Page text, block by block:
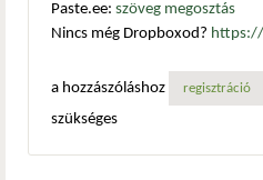
Paste.ee: szöveg megosztás
Nincs még Dropboxod?
a hozzászóláshoz
regisztráció
szükséges